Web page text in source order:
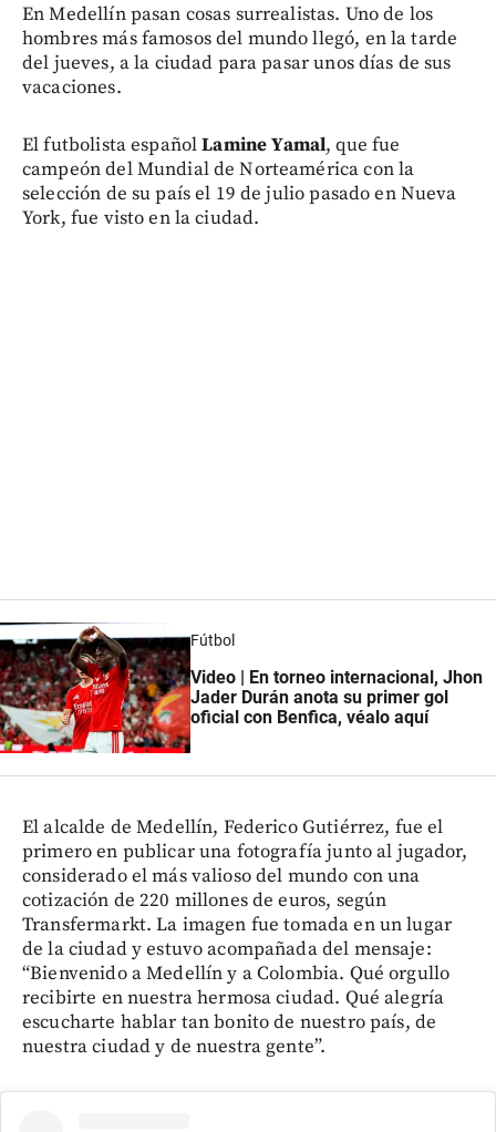
En Medellín pasan cosas surrealistas. Uno de los
hombres más famosos del mundo llegó, en la tarde
del jueves, a la ciudad para pasar unos días de sus
vacaciones.
El futbolista españolLamine Yamal, que fue
campeón del Mundial de Norteamérica con la
selección de su país el 19 de julio pasado en Nueva
York, fue visto en la ciudad.
Fútbol
Video | En torneo internacional, Jhon
Jader Durán anota su primer gol
oficial con Benfica, véalo aquí
El alcalde de Medellín, Federico Gutiérrez, fue el
primero en publicar una fotografía junto al jugador,
considerado el más valioso del mundo con una
cotización de 220 millones de euros, según
Transfermarkt. La imagen fue tomada en un lugar
de la ciudad y estuvo acompañada del mensaje:
“Bienvenido a Medellín y a Colombia. Qué orgullo
recibirte en nuestra hermosa ciudad. Qué alegría
escucharte hablar tan bonito de nuestro país, de
nuestra ciudad y de nuestra gente”.